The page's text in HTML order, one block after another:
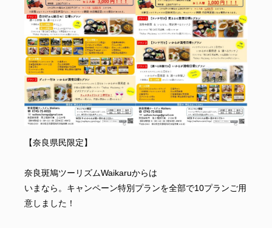
【奈良県民限定】
奈良斑鳩ツーリズムWaikaruからは
いまなら。キャンペーン特別プランを全部で10プランご用
意しました！